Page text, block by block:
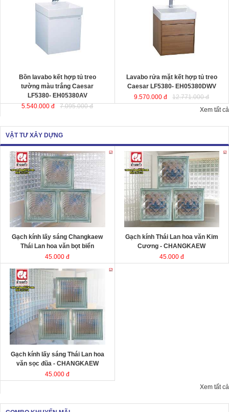
màu trắng Caesar LF5380-
EH05380AV
ược thiết kế đầy cảm
lượng thẩm mỹ của không gian
Bồn lavabo kết hợp tủ treo
tường màu trắng Caesar
LF5380- EH05380AV
5.540.000 đ
7.095.000 đ
Caesar LF5380- EH05380DWV
ược thiết kế đầy cảm hứng và sáng
tạo theo phong cách tối giản hiện
đại. Thể hiện chất lượng thẩm mỹ
của không gian phòng tắm.
: 500x500x100 mm.
Lavabo rửa mặt kết hợp tủ treo
Caesar LF5380- EH05380DWV
9.570.000 đ
12.771.000 đ
Xem tất cả
VẬT TƯ XÂY DỰNG
Gạch kính lấy sáng Changkaew
gạch
kính Thái Lan
Kích thước
Đóng gói
Gạch kính lấy sáng Changkaew
Thái Lan hoa văn bọt biển
45.000 đ
Gạch kính lấy sángChangkaew
gạch
kính Thái Lan
Kích thước
Đóng gói
Gạch kính Thái Lan hoa văn Kim
Cương - CHANGKAEW
45.000 đ
Gạch kính lấy sáng Changkaew
gạch
kính Thái Lan
Kích thước
Đóng gói
Gạch kính lấy sáng Thái Lan hoa
văn sọc đũa - CHANGKAEW
45.000 đ
Xem tất cả